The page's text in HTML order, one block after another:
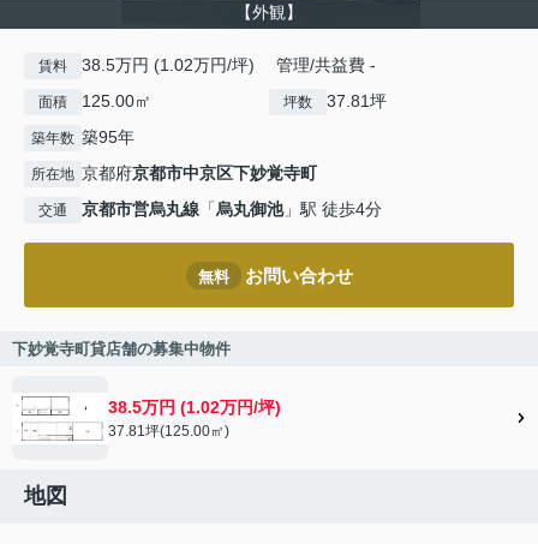
【外観】
賃料 38.5万円 (1.02万円/坪) 管理/共益費 -
面積 125.00㎡ 坪数 37.81坪
築年数 築95年
所在地 京都府京都市中京区下妙覚寺町
交通 京都市営烏丸線 「烏丸御池」駅 徒歩4分
無料 お問い合わせ
下妙覚寺町貸店舗の募集中物件
38.5万円 (1.02万円/坪)
37.81坪(125.00㎡)
地図